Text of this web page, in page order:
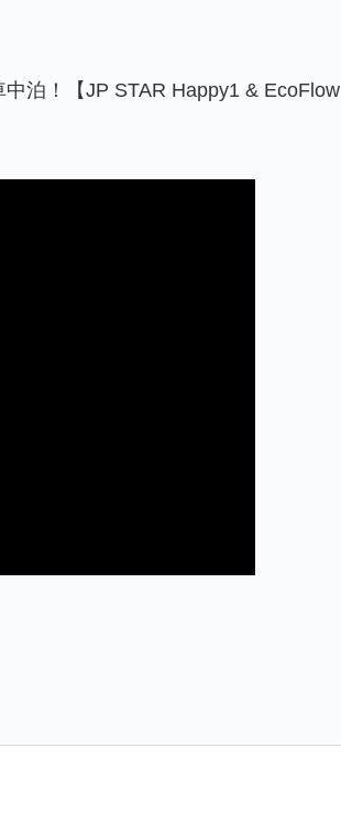
泊！【JP STAR Happy1 & EcoFlow